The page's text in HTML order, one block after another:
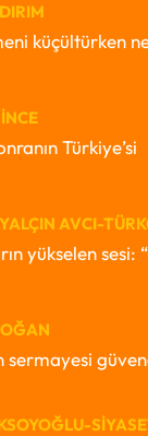
küçültürken
Türkiye’si
AVCI-
yükselen sesi:
sermayesi